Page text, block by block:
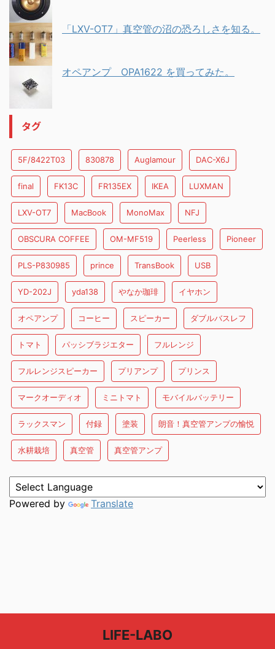
「LXV-OT7」真空管の沼の恐ろしさを知る。
オペアンプ OPA1622 を買ってみた。
タグ
5F/8422T03 830878 Auglamour DAC-X6J
final FK13C FR135EX IKEA LUXMAN
LXV-OT7 MacBook MonoMax NFJ
OBSCURA COFFEE OM-MF519 Peerless Pioneer
PLS-P830985 prince TransBook USB
YD-202J yda138 やなか珈琲 イヤホン
オペアンプ コーヒー スピーカー ダブルバスレフ
トマト パッシブラジエター フルレンジ
フルレンジスピーカー プリアンプ プリンス
マークオーディオ ミニトマト モバイルバッテリー
ラックスマン 付録 塗装 朗音！真空管アンプの愉悦
水耕栽培 真空管 真空管アンプ
Powered by Translate
LIFE-LABO